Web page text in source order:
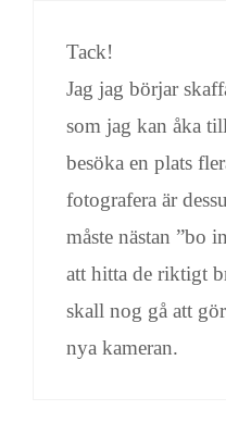
Tack!
Jag jag börjar
som jag kan åka
besöka en plats
fotografera är
måste nästan ”bo
att hitta de riktigt
skall nog gå att
nya kameran.